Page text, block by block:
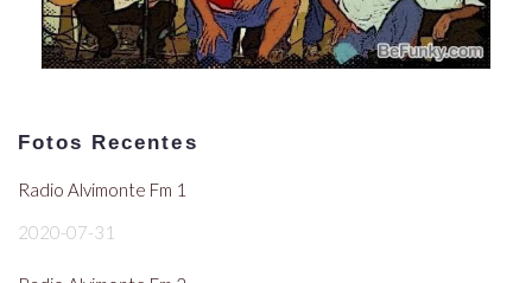
Fotos Recentes
Radio Alvimonte Fm 1
2020-07-31